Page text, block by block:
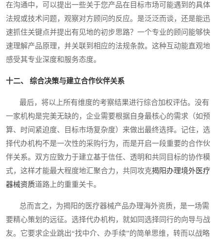
在沟通中，可以提出一些关于您产品在目标市场可能遇到的具体
法规或技术问题，观察对方顾问的反应。是泛泛而谈，还是能迅
速抓住关键点并提出有见地的初步思路？一个专业的顾问能够快
速理解产品原理，并关联到相应的法规条款。这种互动能直观地
感受其专业深度和服务态度。
十二、 综合决策与建立合作伙伴关系
最后，将以上所有维度的考察结果进行综合加权评估。没有
一家机构是完美无缺的，企业需要根据自身最核心的需求（如预
算、时间紧迫度、目标市场复杂度）来做出最终选择。记住，选
择代办机构不是一次性的采购行为，而是开启一段重要的合作伙
伴关系。双方应致力于建立基于信任、透明和共同目标的协作模
式，这样才能最大程度地汇聚合力，共同攻克揭阳办理境外医疗
器械资质道路上的重重关卡。
总而言之，为揭阳的医疗器械产品办理海外资质，是一场需
要精心策划的远征。选择代办机构，就如同选择同行的向导与战
友。它要求企业跳出“找中介、办手续”的简单思维，转而以战略